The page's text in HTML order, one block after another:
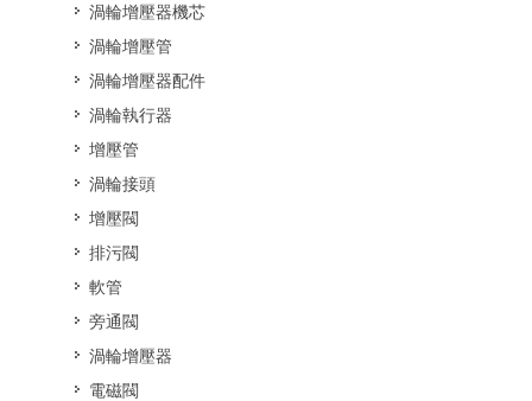
渦輪增壓器機芯
渦輪增壓管
渦輪增壓器配件
渦輪執行器
增壓管
渦輪接頭
增壓閥
排污閥
軟管
旁通閥
渦輪增壓器
電磁閥